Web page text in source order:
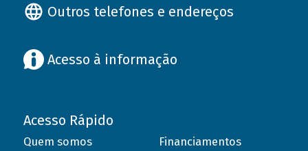
Outros telefones e endereços
Acesso à informação
Acesso Rápido
Quem somos
Financiamentos